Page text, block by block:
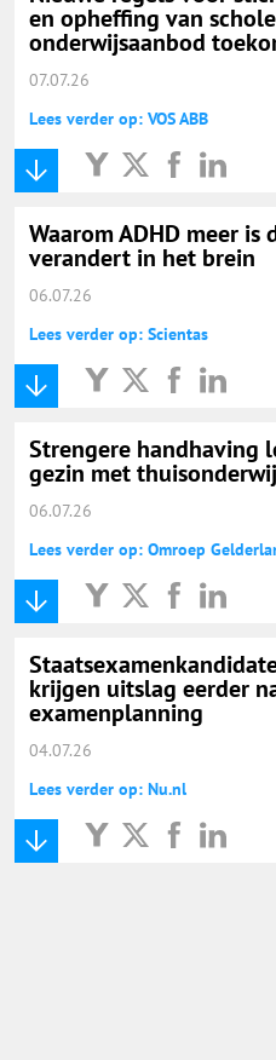
en opheffing van
onderwijsaanbod
07.07.26
Lees verder op: VOS ABB
Waarom ADHD meer
verandert in het brein
06.07.26
Lees verder op: Scientas
Strengere handhaving
gezin met
06.07.26
Lees verder op: Omroep
krijgen uitslag eerder
examenplanning
04.07.26
Lees verder op: Nu.nl